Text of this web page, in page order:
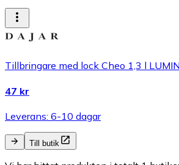
Tillbringare med lock Cheo 1,3 l
47 kr
Leverans: 6-10 dagar
Till butik